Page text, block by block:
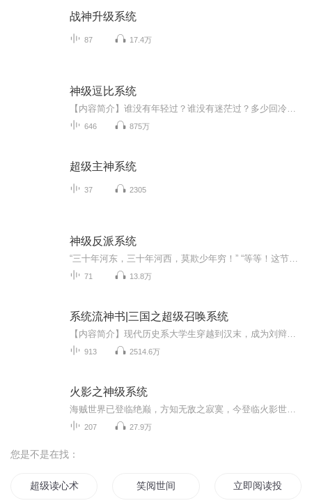
战神升级系统
87 17.4万
神级逗比系统
646 875万
超级主神系统
37 2305
神级反派系统
71 13.8万
系统流神书|三国之超级召唤系统
913 2514.6万
火影之神级系统
207 27.9万
您是不是在找：
超级读心术 笑阅世间 立即阅读投票